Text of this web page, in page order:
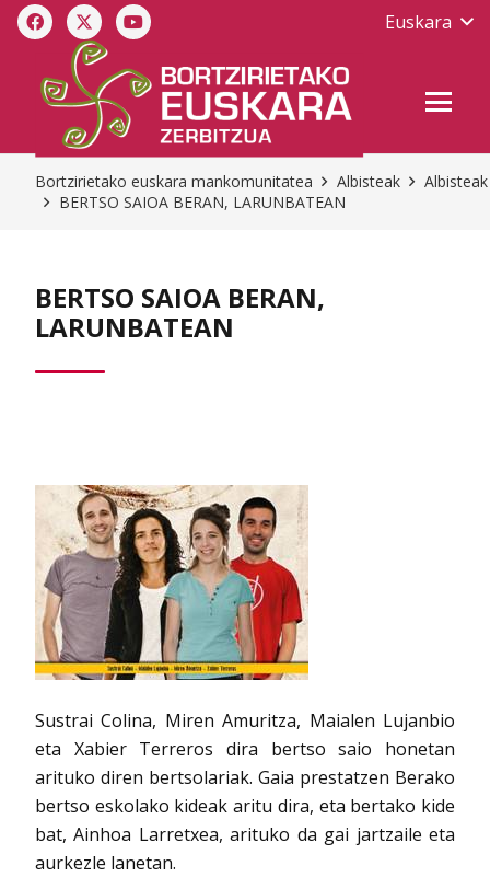
Euskara
Bortzirietako euskara mankomunitatea Albisteak
Albisteak
BERTSO SAIOA BERAN, LARUNBATEAN
BERTSO SAIOA BERAN,
LARUNBATEAN
Sustrai Colina, Miren Amuritza, Maialen Lujanbio
eta Xabier Terreros dira bertso saio honetan
arituko diren bertsolariak. Gaia prestatzen Berako
bertso eskolako kideak aritu dira, eta bertako kide
bat, Ainhoa Larretxea, arituko da gai jartzaile eta
aurkezle lanetan.